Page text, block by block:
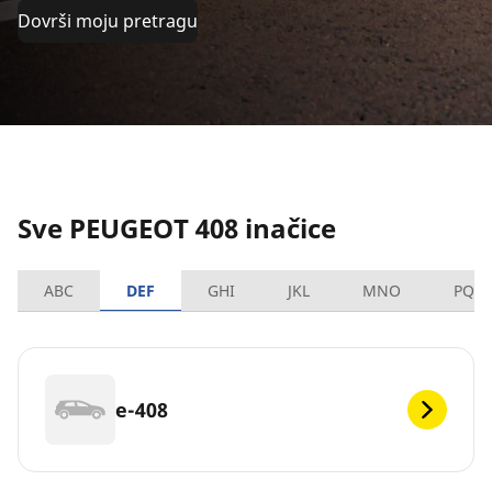
Dovrši moju pretragu
Sve PEUGEOT 408 inačice
ABC DEF GHI JKL MNO PQRS
e-408